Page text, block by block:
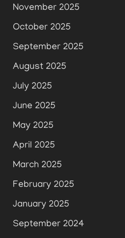
November 2025
October 2025
September 2025
August 2025
July 2025
June 2025
May 2025
April 2025
March 2025
February 2025
January 2025
September 2024